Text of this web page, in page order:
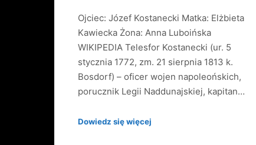
Ojciec: Józef Kostanecki Matka: Elżbieta
Kawiecka Żona: Anna Luboińska
WIKIPEDIA Telesfor Kostanecki (ur. 5
stycznia 1772, zm. 21 sierpnia 1813 k.
Bosdorf) – oficer wojen napoleońskich,
porucznik Legii Naddunajskiej, kapitan…
Dowiedz się więcej